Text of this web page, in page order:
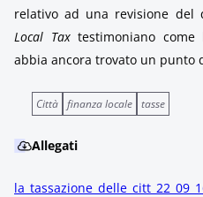
relativo ad una revisione del
Local Taxtestimoniano come
abbia ancora trovato un punto
Città finanza locale tasse
Allegati